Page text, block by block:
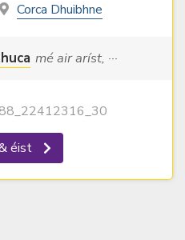
Corca Dhuibhne
mé air aríst, ···
éist